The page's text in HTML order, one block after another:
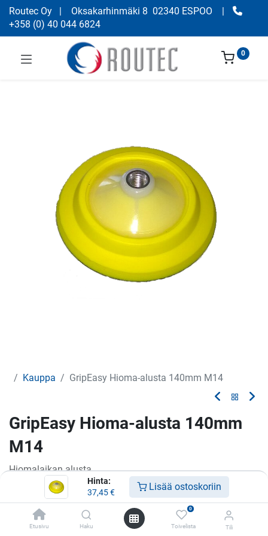
Hinta:
37,45€ Lisää ostoskoriin
Etusivu Haku
0
Toivelista Tili
Routec Oy | Oksakarhinmäki 8 02340 ESPOO
|
+358 (0) 40 044 6824
0
Kauppa GripEasy Hioma-alusta 140mm M14
GripEasy Hioma-alusta 140mm
M14
Hiomalaikan alusta
€